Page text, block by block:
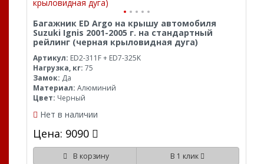
Багажник ED Argo на крышу автомобиля
Suzuki Ignis 2001-2005 г. на стандартный
рейлинг (черная крыловидная дуга)
Артикул: ED2-311F + ED7-325K
Нагрузка, кг: 75
Замок: Да
Материал: Алюминий
Цвет: Черный
Нет в наличии
Цена: 9090
В корзину В 1 клик